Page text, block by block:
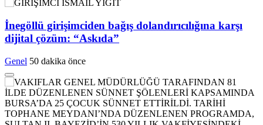
İnegöllü girişimciden bağış dolandırıcılığına karşı
dijital çözüm: “Askıda”
Genel 50 dakika önce